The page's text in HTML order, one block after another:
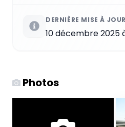
DERNIÈRE MISE À JOUR
10 décembre 2025
Photos